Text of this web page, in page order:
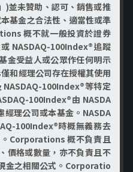
勢
並未贊助、認可、銷售或推
基金之合法性、適當性或準
概不就一般投資於證券
NASDAQ-100Index®追蹤
金受益人或公眾作任何明示
和經理公司存在授權其使用
NASDAQ-100Index®等特定
100Index®由 NASDA
經理公司或本基金。NASDA
100Index®時概無義務去
Corporations 概不負責且
價格或數量，亦不負責且不
金之相關公式。Corporatio